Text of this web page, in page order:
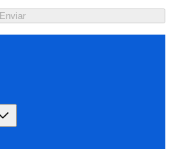
Enviar